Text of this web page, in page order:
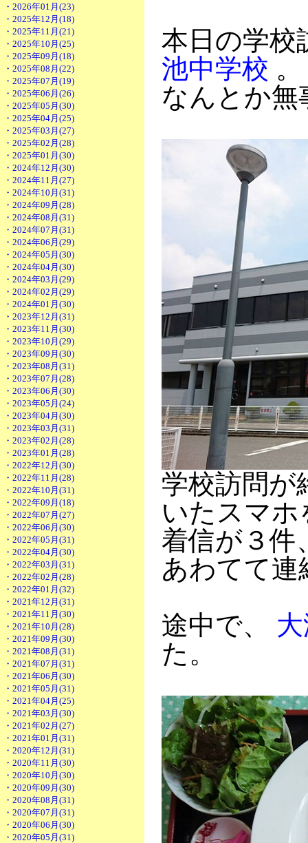
・2026年01月(23)
・2025年12月(18)
・2025年11月(21)
・2025年10月(25)
・2025年09月(18)
・2025年08月(22)
・2025年07月(19)
・2025年06月(26)
・2025年05月(30)
・2025年04月(25)
・2025年03月(27)
・2025年02月(28)
・2025年01月(30)
・2024年12月(30)
・2024年11月(27)
・2024年10月(31)
・2024年09月(28)
・2024年08月(31)
・2024年07月(31)
・2024年06月(29)
・2024年05月(30)
・2024年04月(30)
・2024年03月(29)
・2024年02月(29)
・2024年01月(30)
・2023年12月(31)
・2023年11月(30)
・2023年10月(29)
・2023年09月(30)
・2023年08月(31)
・2023年07月(28)
・2023年06月(30)
・2023年05月(24)
・2023年04月(30)
・2023年03月(31)
・2023年02月(28)
・2023年01月(28)
・2022年12月(30)
・2022年11月(28)
・2022年10月(31)
・2022年09月(18)
・2022年07月(27)
・2022年06月(30)
・2022年05月(31)
・2022年04月(30)
・2022年03月(31)
・2022年02月(28)
・2022年01月(32)
・2021年12月(31)
・2021年11月(30)
・2021年10月(28)
・2021年09月(30)
・2021年08月(31)
・2021年07月(31)
・2021年06月(30)
・2021年05月(31)
・2021年04月(25)
・2021年03月(30)
・2021年02月(27)
・2021年01月(31)
・2020年12月(31)
・2020年11月(30)
・2020年10月(30)
・2020年09月(30)
・2020年08月(31)
・2020年07月(31)
・2020年06月(30)
・2020年05月(31)
本日の学
池中学校 。
なんとか無
学校訪問が
いたスマホ
着信が３件
あわてて連
途中で、
た。